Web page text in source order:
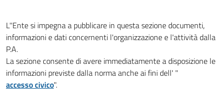
L''Ente si impegna a pubblicare in questa sezione documenti,
informazioni e dati concernenti l'organizzazione e l'attività dalla
P.A.
La sezione consente di avere immediatamente a disposizione le
informazioni previste dalla norma anche ai fini dell' "
accesso civico".